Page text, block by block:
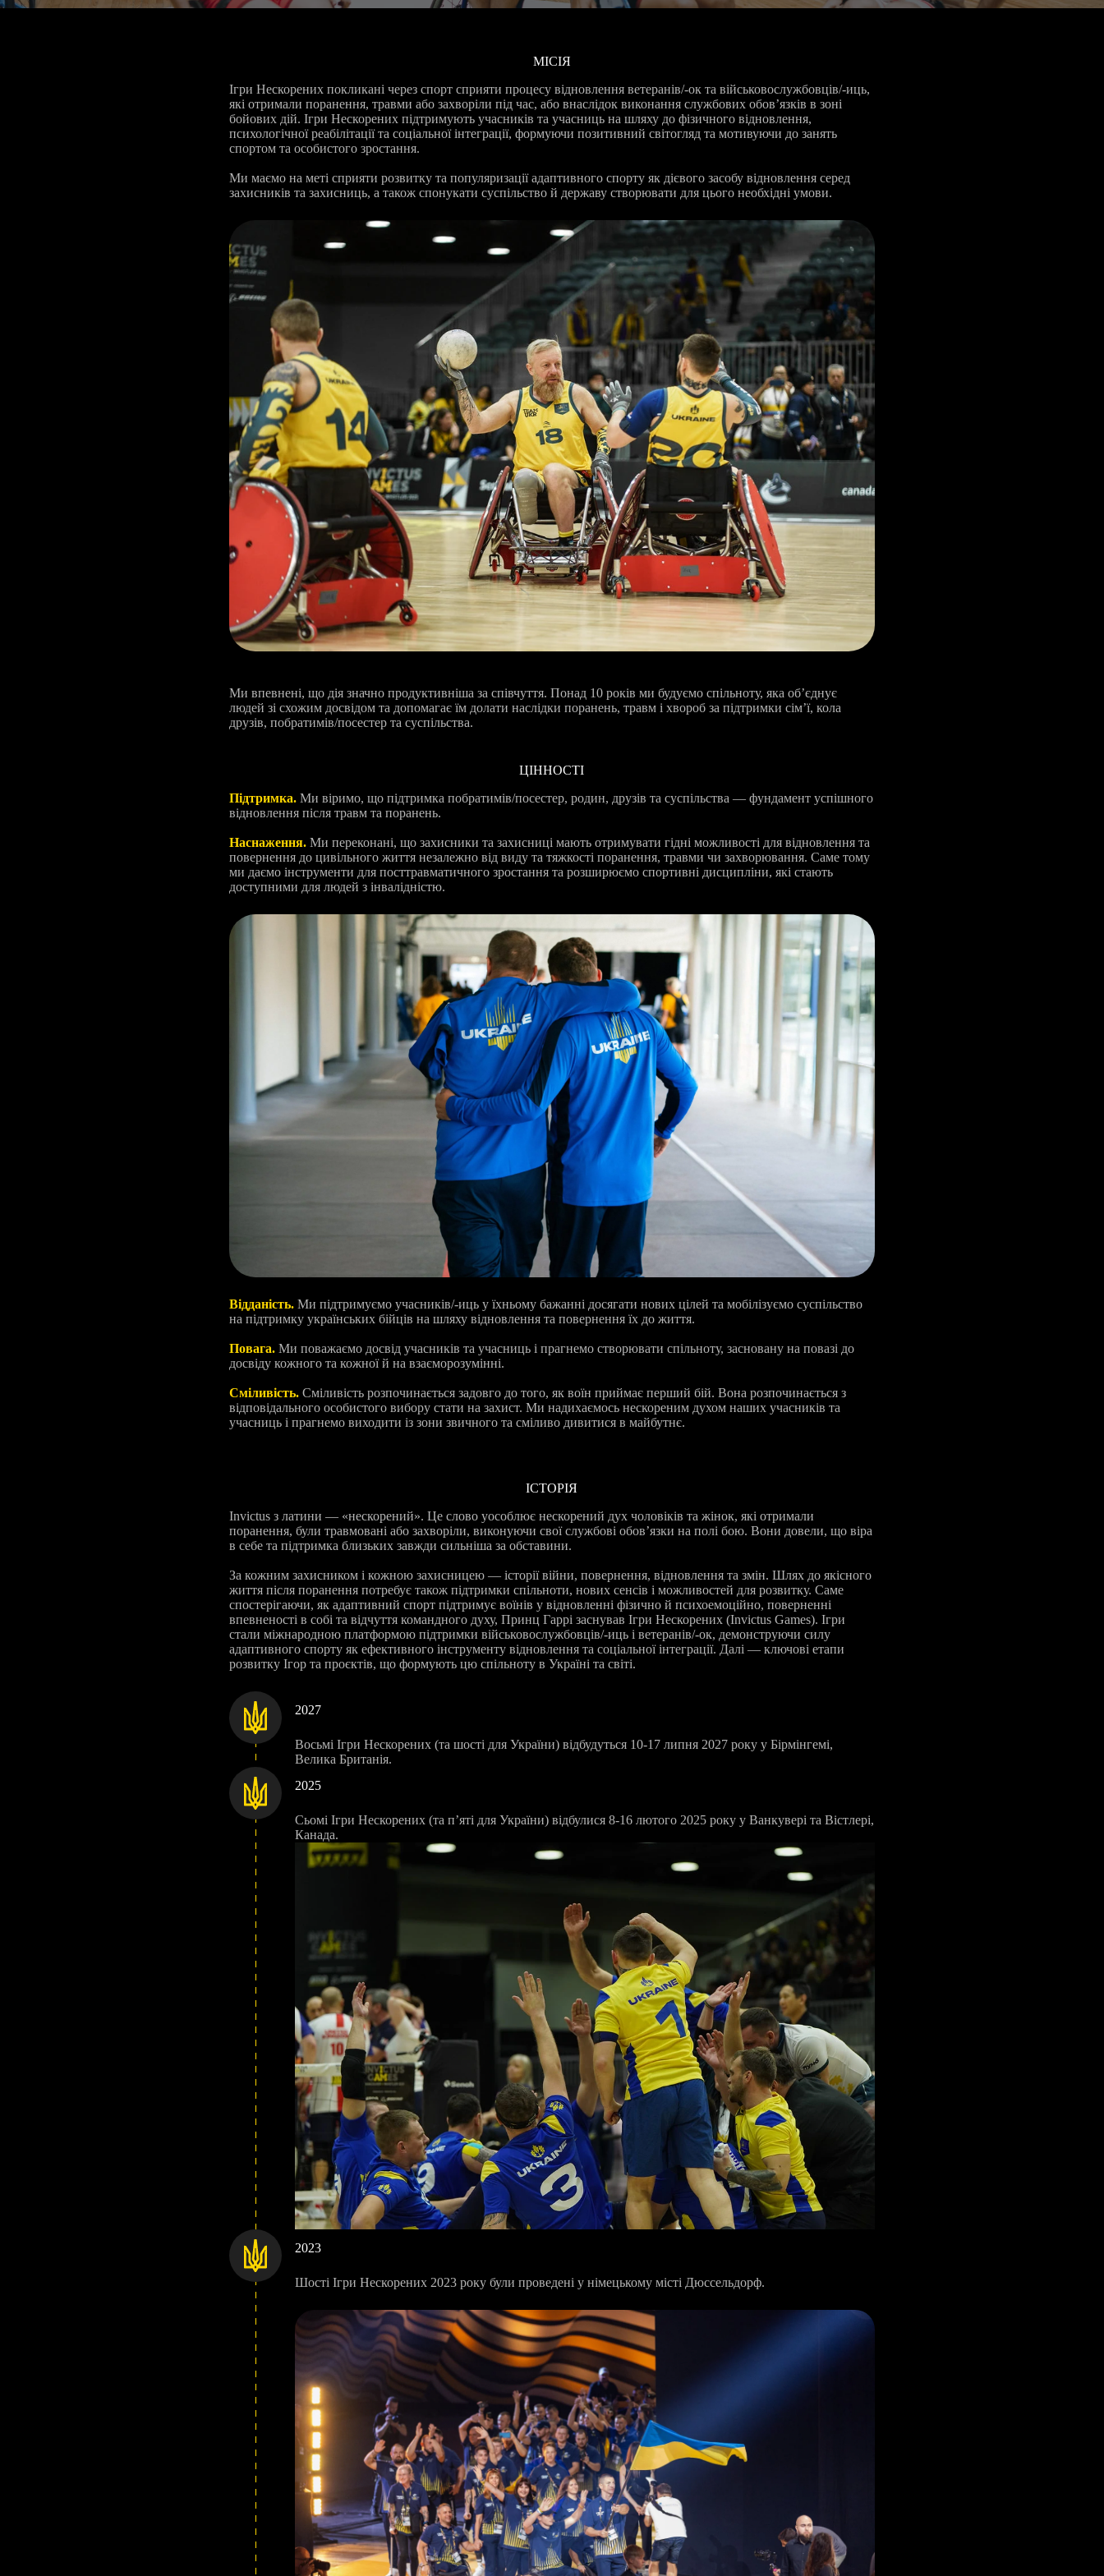
МІСІЯ
Ігри Нескорених покликані через спорт сприяти процесу відновлення ветеранів/-ок та військовослужбовців/-иць,
які отримали поранення, травми або захворіли під час, або внаслідок виконання службових обов’язків в зоні
бойових дій. Ігри Нескорених підтримують учасників та учасниць на шляху до фізичного відновлення,
психологічної реабілітації та соціальної інтеграції, формуючи позитивний світогляд та мотивуючи до занять
спортом та особистого зростання.
Ми маємо на меті сприяти розвитку та популяризації адаптивного спорту як дієвого засобу відновлення серед
захисників та захисниць, а також спонукати суспільство й державу створювати для цього необхідні умови.
Ми впевнені, що дія значно продуктивніша за співчуття. Понад 10 років ми будуємо спільноту, яка об’єднує
людей зі схожим досвідом та допомагає їм долати наслідки поранень, травм і хвороб за підтримки сім’ї, кола
друзів, побратимів/посестер та суспільства.
ЦІННОСТІ
Підтримка.Ми віримо, що підтримка побратимів/посестер, родин, друзів та суспільства — фундамент успішного
відновлення після травм та поранень.
Наснаження.Ми переконані, що захисники та захисниці мають отримувати гідні можливості для відновлення та
повернення до цивільного життя незалежно від виду та тяжкості поранення, травми чи захворювання. Саме тому
ми даємо інструменти для посттравматичного зростання та розширюємо спортивні дисципліни, які стають
доступними для людей з інвалідністю.
Відданість.Ми підтримуємо учасників/-иць у їхньому бажанні досягати нових цілей та мобілізуємо суспільство
на підтримку українських бійців на шляху відновлення та повернення їх до життя.
Повага.Ми поважаємо досвід учасників та учасниць і прагнемо створювати спільноту, засновану на повазі до
досвіду кожного та кожної й на взаєморозумінні.
Сміливість.Сміливість розпочинається задовго до того, як воїн приймає перший бій. Вона розпочинається з
відповідального особистого вибору стати на захист. Ми надихаємось нескореним духом наших учасників та
учасниць і прагнемо виходити із зони звичного та сміливо дивитися в майбутнє.
ІСТОРІЯ
Invictus з латини — «нескорений». Це слово уособлює нескорений дух чоловіків та жінок, які отримали
поранення, були травмовані або захворіли, виконуючи свої службові обов’язки на полі бою. Вони довели, що віра
в себе та підтримка близьких завжди сильніша за обставини.
За кожним захисником і кожною захисницею — історії війни, повернення, відновлення та змін. Шлях до якісного
життя після поранення потребує також підтримки спільноти, нових сенсів і можливостей для розвитку. Саме
спостерігаючи, як адаптивний спорт підтримує воїнів у відновленні фізично й психоемоційно, поверненні
впевненості в собі та відчуття командного духу, Принц Гаррі заснував Ігри Нескорених (Invictus Games). Ігри
стали міжнародною платформою підтримки військовослужбовців/-иць і ветеранів/-ок, демонструючи силу
адаптивного спорту як ефективного інструменту відновлення та соціальної інтеграції. Далі — ключові етапи
розвитку Ігор та проєктів, що формують цю спільноту в Україні та світі.
2027
Восьмі Ігри Нескорених (та шості для України) відбудуться 10-17 липня 2027 року у Бірмінгемі,
Велика Британія.
2025
Сьомі Ігри Нескорених (та п’яті для України) відбулися 8-16 лютого 2025 року у Ванкувері та Вістлері,
Канада.
2023
Шості Ігри Нескорених 2023 року були проведені у німецькому місті Дюссельдорф.